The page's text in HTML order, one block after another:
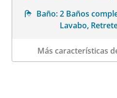
Baño: 2 Baños
Lavabo,
Más características